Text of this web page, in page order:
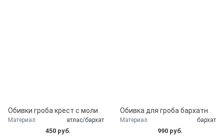
Обивки гроба крест с молитвой
Материал атлас/бархат
450 руб.
Обивка для гроба бархатная с крестом
Материал бархат
990 руб.